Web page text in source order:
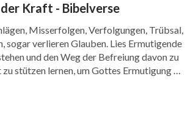
Kraft - Bibelverse
Misserfolgen, Verfolgungen, Trübsal,
verlieren Glauben. Lies Ermutigende
und den Weg der Befreiung davon zu
stützen lernen, um Gottes Ermutigung zu